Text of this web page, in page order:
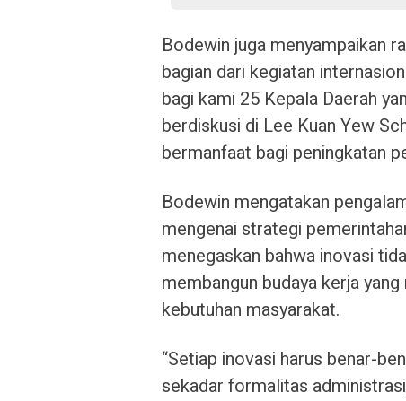
Bodewin juga menyampaikan
bagian dari kegiatan
bagi kami 25 Kepala Daerah
berdiskusi di Lee Kuan Yew
bermanfaat bagi peningkatan
Bodewin mengatakan
mengenai strategi
menegaskan bahwa inovasi
membangun budaya kerja
kebutuhan masyarakat.
“Setiap inovasi harus benar-
sekadar formalitas